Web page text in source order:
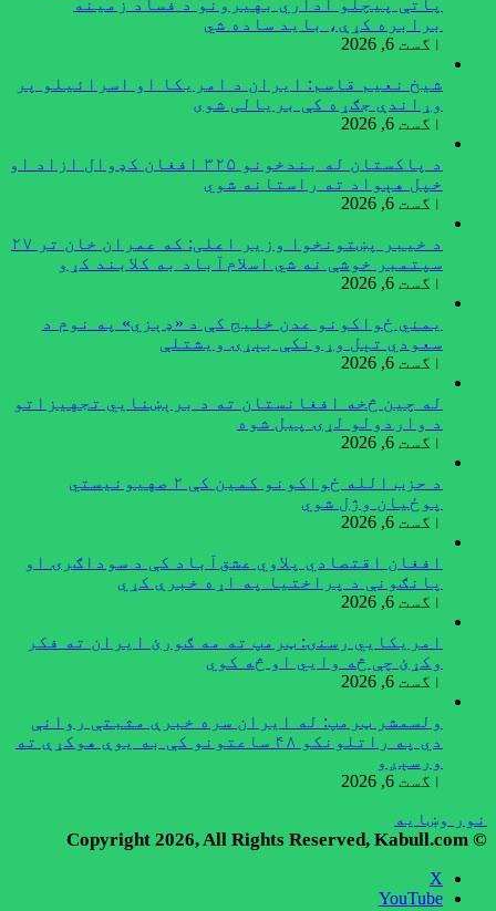
برابره کړې، باید ساده شي
اگست 6, 2026
شیخ نعیم قاسم: ایران د امریکا او اسرائیلو پر
وړاندې جګړه کې بریالی شوی
اگست 6, 2026
د پاکستان له بندخونو ۳۲۵ افغان کډوال ازاد او
خپل هېواد ته راستانه شوي
اگست 6, 2026
د خیبر پښتونخوا وزیر اعلی: که عمران خان تر ۲۷
سپتمبر خوشې نه شي اسلام‌آباد به کلابند کړو
اگست 6, 2026
یمني ځواکونو عدن خلیج کې د «ډېزي» په نوم د
سعودي تېل وړونکې بېړۍ ویشتلې
اگست 6, 2026
له چین څخه افغانستان ته د برېښنايي تجهیزاتو
د واردولو لړۍ پیل شوه
اگست 6, 2026
د حزب الله ځواکونو کمین کې ۲ صهیونیستي
پوځیان وژل شوي
اگست 6, 2026
افغان اقتصادي پلاوي عشق‌آباد کې د سوداګرۍ او
پانګونې د پراختیا په اړه خبرې کړي
اگست 6, 2026
امریکایي رسنۍ: ټرمپ ته مه ګورئ ایران ته فکر
وکړئ چې څه وایي او څه کوي
اگست 6, 2026
ولسمشر ټرمپ: له ایران سره خبرې مثبتې روانې
دي په راتلونکو ۴۸ ساعتونو کې به یوې هوکړې ته
ورسېږو
اگست 6, 2026
نور وښایه
© Copyright 2026, All Rights Reserved, Kabull.com
X
YouTube